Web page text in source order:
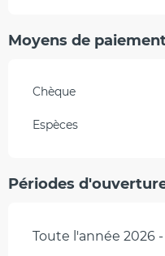
Moyens de
Chèque
Espèces
Périodes
Toute l'année 2026